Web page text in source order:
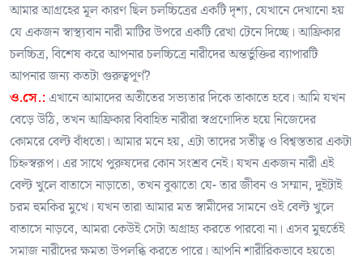
আমার আগ্রহের মূল কারণ ছিল চলচ্চিত্রের একটি দৃশ্য, যেখানে দেখানো হয়
যে একজন স্বাস্থ্যবান নারী মাটির উপরে একটি রেখা টেনে দিচ্ছে। আফ্রিকার
চলচ্চিত্র, বিশেষ করে আপনার চলচ্চিত্রে নারীদের অন্তর্ভুক্তির ব্যাপারটি
আপনার জন্য কতটা গুরুত্বপূর্ণ?
ও.সে.:এখানে আমাদের অতীতের সভ্যতার দিকে তাকাতে হবে। আমি যখন
বেড়ে উঠি, তখন আফ্রিকার বিবাহিত নারীরা স্বপ্রণোদিত হয়ে নিজেদের
কোমরে বেল্ট বাঁধতো। আমার মনে হয়, এটা তাদের সতীত্ব ও বিশ্বস্ততার একটা
চিহ্নস্বরূপ। এর সাথে পুরুষদের কোন সংশ্রব নেই। যখন একজন নারী এই
বেল্ট খুলে বাতাসে নাড়াতো, তখন বুঝাতো যে- তার জীবন ও সম্মান, দুইটাই
চরম হুমকির মুখে। যখন তারা আমার মত স্বামীদের সামনে ওই বেল্ট খুলে
বাতাসে নাড়বে, আমরা কেউই সেটা অগ্রাহ্য করতে পারবো না। এসব মুহুর্তেই
সমাজ নারীদের ক্ষমতা উপলব্ধি করতে পারে। আপনি শারীরিকভাবে হয়তো